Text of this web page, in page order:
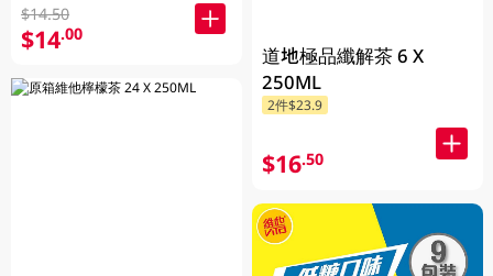
$14.50
$14.00
道地極品纖解茶 6 X
250ML
2件$23.9
$16.50